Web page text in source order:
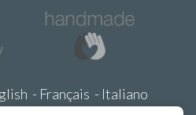
- Français - Italiano